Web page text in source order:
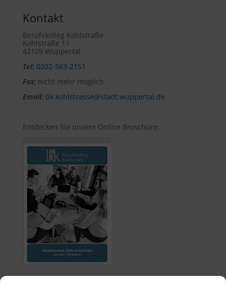
Kontakt
Berufskolleg Kohlstraße
Kohlstraße 11
42109 Wuppertal
Tel: 0202-563-2151
Fax:nicht mehr möglich
Email: bk.kohlstrasse@stadt.wuppertal.de
Entdecken Sie unsere Online Broschüre: